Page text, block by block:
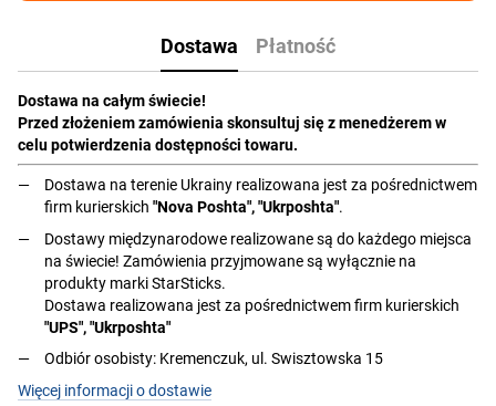
Dostawa Płatność
Dostawa na całym świecie!
Przed złożeniem zamówienia skonsultuj się z menedżerem w
celu potwierdzenia dostępności towaru.
Dostawa na terenie Ukrainy realizowana jest za pośrednictwem
firm kurierskich "Nova Poshta", "Ukrposhta".
Dostawy międzynarodowe realizowane są do każdego miejsca
na świecie! Zamówienia przyjmowane są wyłącznie na
produkty marki StarSticks.
Dostawa realizowana jest za pośrednictwem firm kurierskich
"UPS", "Ukrposhta"
Odbiór osobisty: Kremenczuk, ul. Swisztowska 15
Więcej informacji o dostawie